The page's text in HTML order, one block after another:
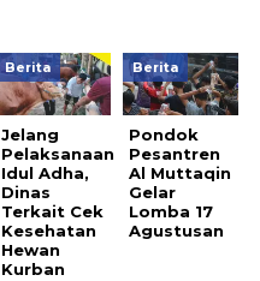
Berita
Jelang
Pelaksanaan
Idul Adha,
Dinas
Terkait Cek
Kesehatan
Hewan
Kurban
Berita
Pondok
Pesantren
Al Muttaqin
Gelar
Lomba 17
Agustusan